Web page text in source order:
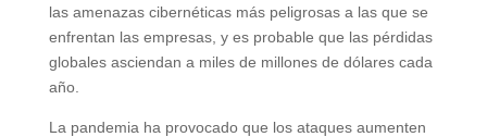
las amenazas cibernéticas más peligrosas a las que se
enfrentan las empresas, y es probable que las pérdidas
globales asciendan a miles de millones de dólares cada
año.
La pandemia ha provocado que los ataques aumenten